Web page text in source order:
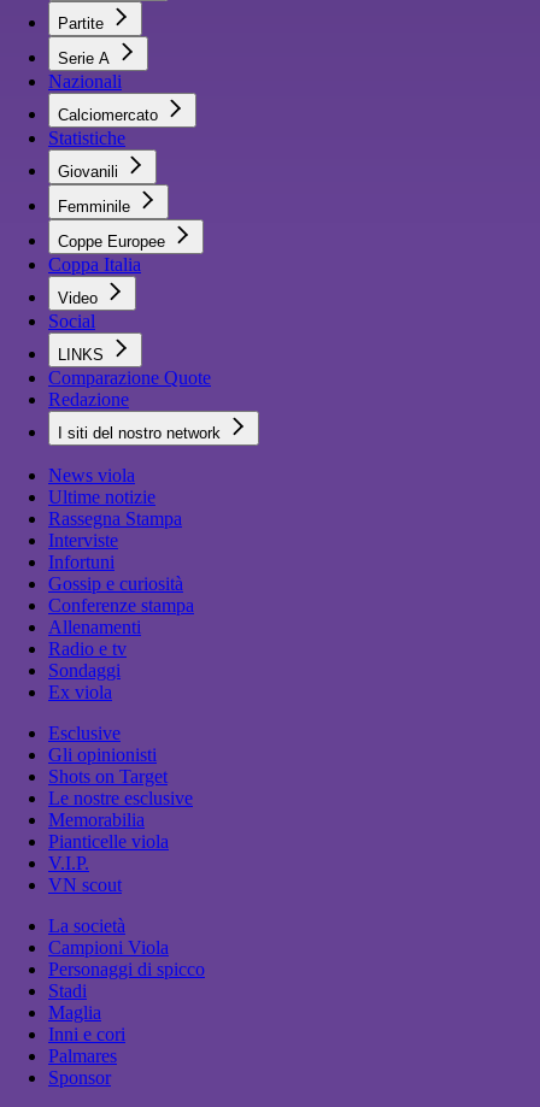
Partite
Serie A
Nazionali
Calciomercato
Statistiche
Giovanili
Femminile
Coppe Europee
Coppa Italia
Video
Social
LINKS
Comparazione Quote
Redazione
I siti del nostro network
News viola
Ultime notizie
Rassegna Stampa
Interviste
Infortuni
Gossip e curiosità
Conferenze stampa
Allenamenti
Radio e tv
Sondaggi
Ex viola
Esclusive
Gli opinionisti
Shots on Target
Le nostre esclusive
Memorabilia
Pianticelle viola
V.I.P.
VN scout
La società
Campioni Viola
Personaggi di spicco
Stadi
Maglia
Inni e cori
Palmares
Sponsor